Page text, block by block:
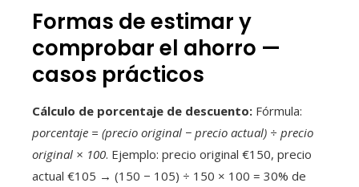
Formas de estimar y
comprobar el ahorro —
casos prácticos
Cálculo de porcentaje de descuento: Fórmula:
porcentaje = (precio original − precio actual) ÷ precio
original × 100. Ejemplo: precio original €150, precio
actual €105 → (150 − 105) ÷ 150 × 100 = 30% de